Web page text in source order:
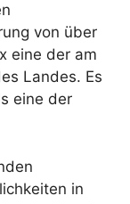
von über
eine der am
Landes. Es
eine der
in